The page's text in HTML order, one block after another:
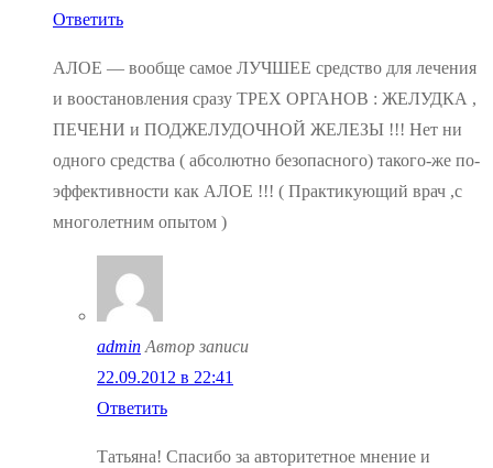
Ответить
АЛОЕ — вообще самое ЛУЧШЕЕ средство для лечения
и воостановления сразу ТРЕХ ОРГАНОВ : ЖЕЛУДКА ,
ПЕЧЕНИ и ПОДЖЕЛУДОЧНОЙ ЖЕЛЕЗЫ !!! Нет ни
одного средства ( абсолютно безопасного) такого-же по-
эффективности как АЛОЕ !!! ( Практикующий врач ,с
многолетним опытом )
admin Автор записи
22.09.2012 в 22:41
Ответить
Татьяна! Спасибо за авторитетное мнение и